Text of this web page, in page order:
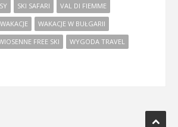
SKI SAFARI
VAL DI FIEMME
WAKACJE
WAKACJE W BUŁGARII
FREE SKI
WYGODA TRAVEL